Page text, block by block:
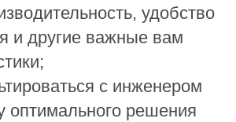
удобство
и другие важные вам
с инженером
оптимального решения